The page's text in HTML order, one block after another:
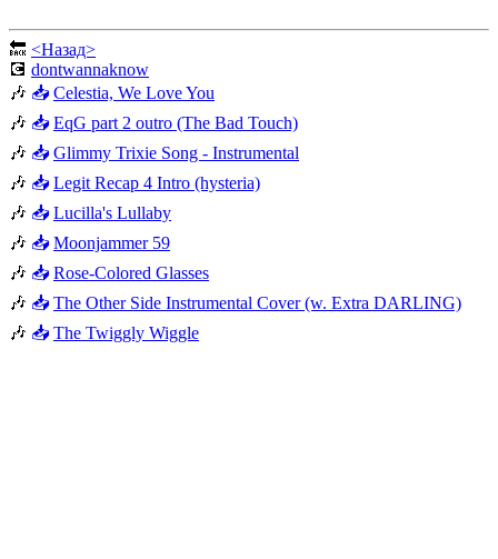
🔙 <Назад>
💽 dontwannaknow
🎶 📥 Celestia, We Love You
🎶 📥 EqG part 2 outro (The Bad Touch)
🎶 📥 Glimmy Trixie Song - Instrumental
🎶 📥 Legit Recap 4 Intro (hysteria)
🎶 📥 Lucilla's Lullaby
🎶 📥 Moonjammer 59
🎶 📥 Rose-Colored Glasses
🎶 📥 The Other Side Instrumental Cover (w. Extra DARLING)
🎶 📥 The Twiggly Wiggle